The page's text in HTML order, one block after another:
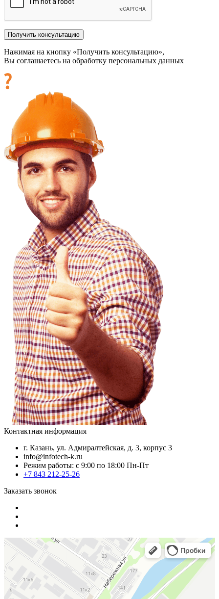
Нажимая на кнопку «Получить консультацию»,
Вы соглашаетесь на обработку персональных данных
Контактная информация
г. Казань, ул. Адмиралтейская, д. 3, корпус 3
info@infotech-k.ru
Режим работы: с 9:00 по 18:00 Пн-Пт
+7 843 212-25-26
Заказать звонок